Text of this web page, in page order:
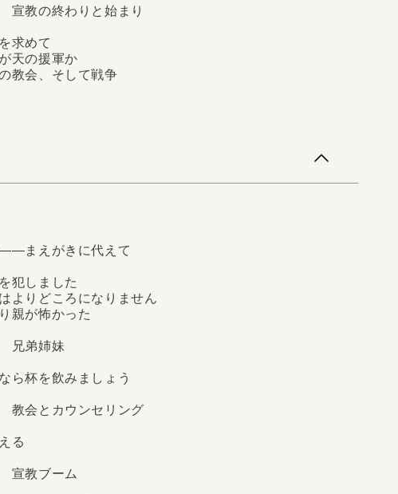
動を通して人に伝えることである。本書は、北海道から沖
笠原まで全国の教会を訪ね、そこで暮らすキリスト者135
る彼らの半生を聞き書きしたものだ。自然災害や戦争、事
教の終わりと始まり
求めて
天の援軍か
教会、そして戦争
まえがきに代えて
犯しました
よりどころになりません
親が怖かった
兄弟姉妹
杯を飲みましょう
教会とカウンセリング
る
宣教ブーム